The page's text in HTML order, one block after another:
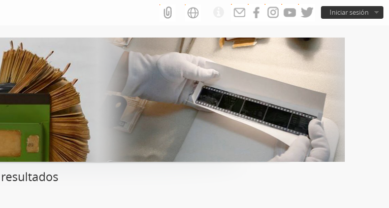
Iniciar sesión